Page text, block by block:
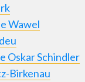
Wawel
Oskar Schindler
Birkenau